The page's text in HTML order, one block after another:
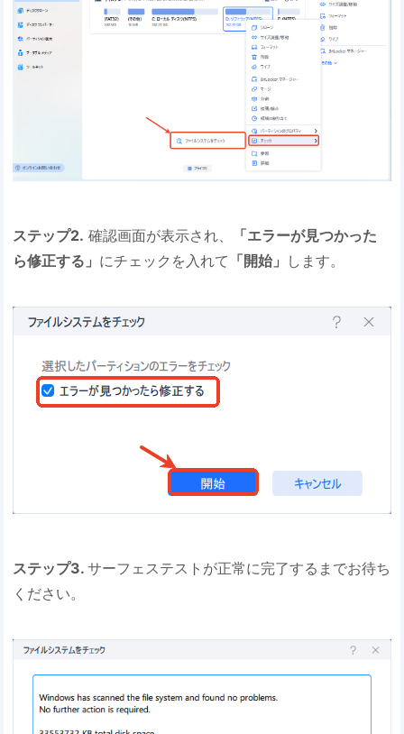
ステップ2. 確認画面が表示され、
「エラーが見つかった
ら修正する」 にチェックを入れて 「開始」 します。
ステップ3.サーフェステストが正常に完了するまでお待ち
ください。